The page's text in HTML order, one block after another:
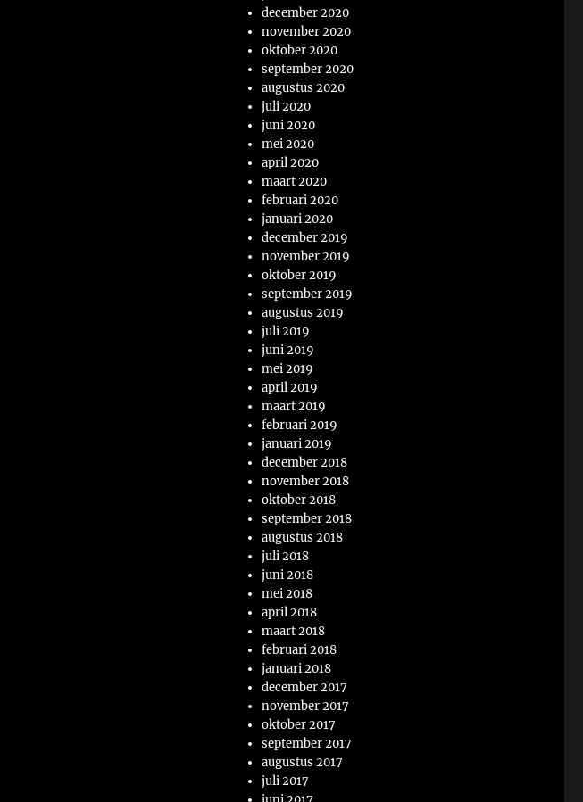
december 2020
november 2020
oktober 2020
september 2020
augustus 2020
juli 2020
juni 2020
mei 2020
april 2020
maart 2020
februari 2020
januari 2020
december 2019
november 2019
oktober 2019
september 2019
augustus 2019
juli 2019
juni 2019
mei 2019
april 2019
maart 2019
februari 2019
januari 2019
december 2018
november 2018
oktober 2018
september 2018
augustus 2018
juli 2018
juni 2018
mei 2018
april 2018
maart 2018
februari 2018
januari 2018
december 2017
november 2017
oktober 2017
september 2017
augustus 2017
juli 2017